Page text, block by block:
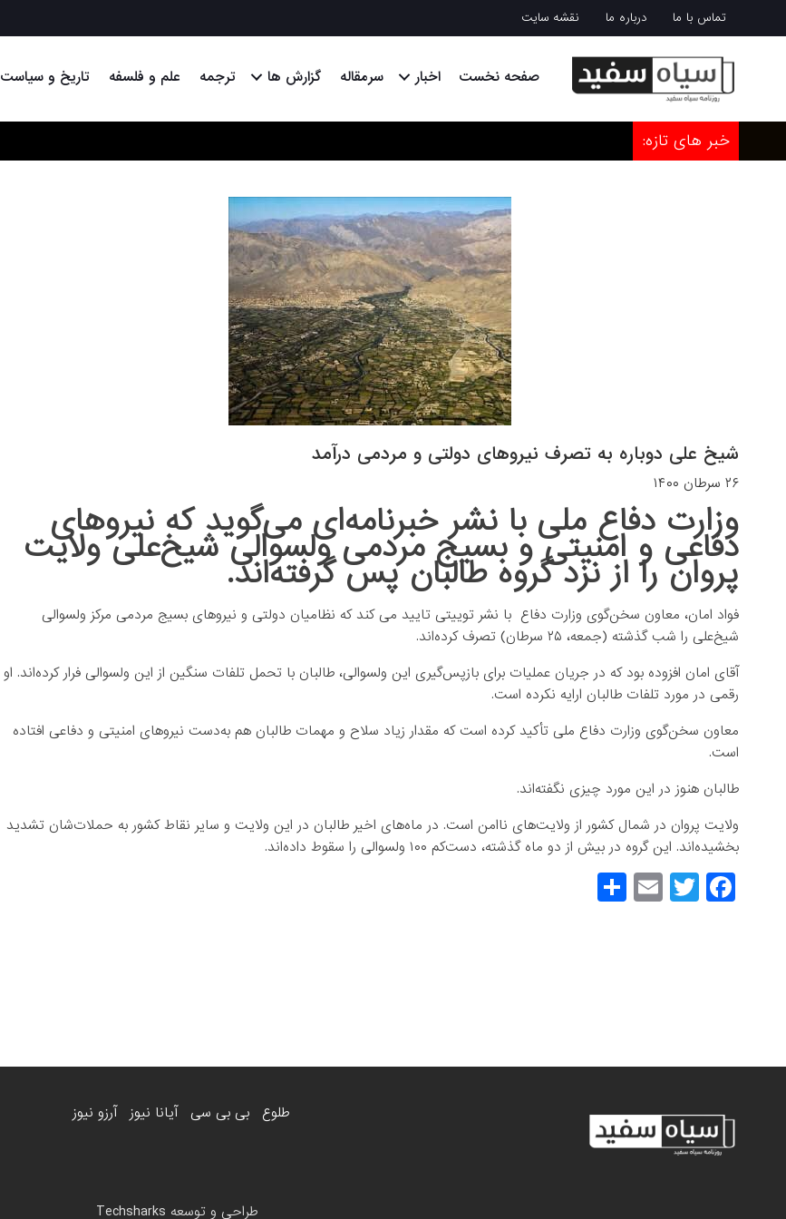
تماس با ما درباره ما نقشه سایت
صفحه نخست اخبار سرمقاله گزارش ها ترجمه علم و فلسفه تاریخ و سیاست
خبر های تازه:
شیخ علی دوباره به تصرف نیروهای دولتی و مردمی درآمد
۲۶ سرطان ۱۴۰۰
وزارت دفاع ملی با نشر خبرنامه‌ای می‌گوید که نیروهای
دفاعی و امنیتی و بسیج مردمی ولسوالی شیخ‌علی ولایت
پروان را از نزد گروه طالبان پس گرفته‌اند.
فواد امان، معاون سخن‌گوی وزارت دفاع با نشر توییتی تایید می کند که نظامیان دولتی و نیروهای بسیج مردمی مرکز ولسوالی
شیخ‌علی را شب گذشته (جمعه، ۲۵ سرطان) تصرف کرده‌اند.
آقای امان افزوده بود که در جریان عملیات برای بازپس‌گیری این ولسوالی، طالبان با تحمل تلفات سنگین از این ولسوالی فرار کرده‌اند. او
رقمی در مورد تلفات طالبان ارایه نکرده است.
معاون سخن‌گوی وزارت دفاع ملی تأکید کرده است که مقدار زیاد سلاح و مهمات طالبان هم به‌دست نیروهای امنیتی و دفاعی افتاده
است.
طالبان هنوز در این مورد چیزی نگفته‌اند.
ولایت پروان در شمال کشور از ولایت‌های ناامن است. در ماه‌های اخیر طالبان در این ولایت و سایر نقاط کشور به حملات‌شان تشدید
بخشیده‌اند. این گروه در بیش از دو ماه گذشته، دست‌کم ۱۰۰ ولسوالی را سقوط داده‌اند.
F
a
o
T
wi
E
m
طلوع بی بی سی آیانا نیوز آرزو نیوز
طراحی و توسعه Techsharks